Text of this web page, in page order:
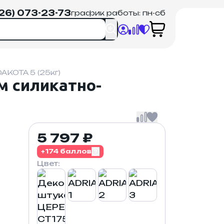
073-23-73график работы: пн-сб
5 (25кг)
силикатно-
5 797 ₽
+174 баллов
Цвет: